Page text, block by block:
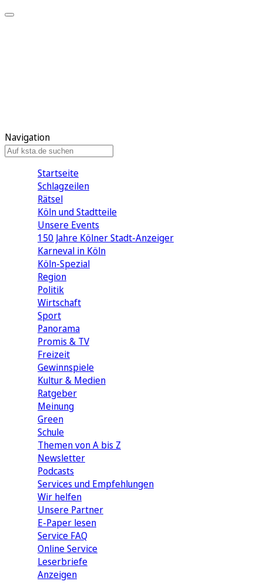
Navigation
Startseite
Schlagzeilen
Rätsel
Köln und Stadtteile
Unsere Events
150 Jahre Kölner Stadt-Anzeiger
Karneval in Köln
Köln-Spezial
Region
Politik
Wirtschaft
Sport
Panorama
Promis & TV
Freizeit
Gewinnspiele
Kultur & Medien
Ratgeber
Meinung
Green
Schule
Themen von A bis Z
Newsletter
Podcasts
Services und Empfehlungen
Wir helfen
Unsere Partner
E-Paper lesen
Service FAQ
Online Service
Leserbriefe
Anzeigen